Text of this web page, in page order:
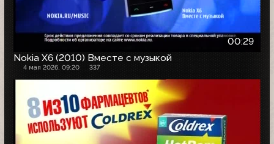
00:29
Nokia X6 (2010) Вместе с музыкой
4 мая 2026, 09:20 337